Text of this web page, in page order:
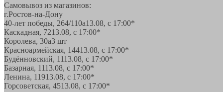
Самовывоз из магазинов:
г.Ростов-на-Дону
40-лет победы, 264/110а13.08, с 17:00*
Каскадная, 7213.08, с 17:00*
Королева, 30а3 шт
Красноармейская, 14413.08, с 17:00*
Будённовский, 1113.08, с 17:00*
Базарная, 1113.08, с 17:00*
Ленина, 11913.08, с 17:00*
Горсоветская, 4513.08, с 17:00*